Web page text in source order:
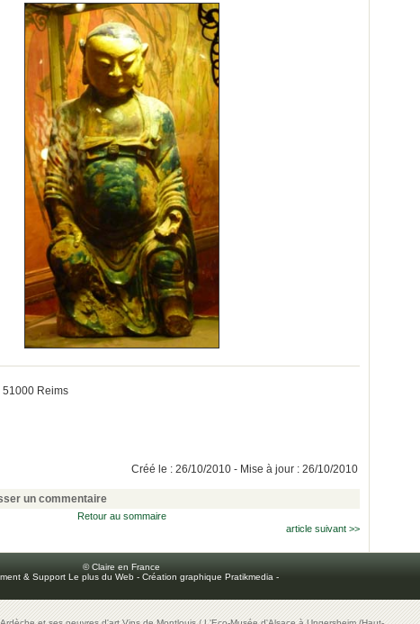
51000 Reims
Créé le : 26/10/2010 - Mise à jour : 26/10/2010
un commentaire
Retour au sommaire
article suivant >>
© Claire en France
& Support Le plus du Web - Création graphique Pratikmedia -